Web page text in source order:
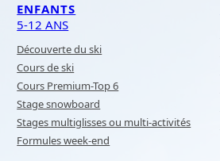
ENFANTS
5-12 ANS
Découverte du ski
Cours de ski
Cours Premium-Top 6
Stage snowboard
Stages multiglisses ou multi-activités
Formules week-end